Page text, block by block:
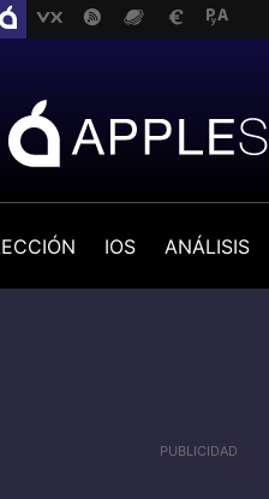
IOS ANÁLISIS